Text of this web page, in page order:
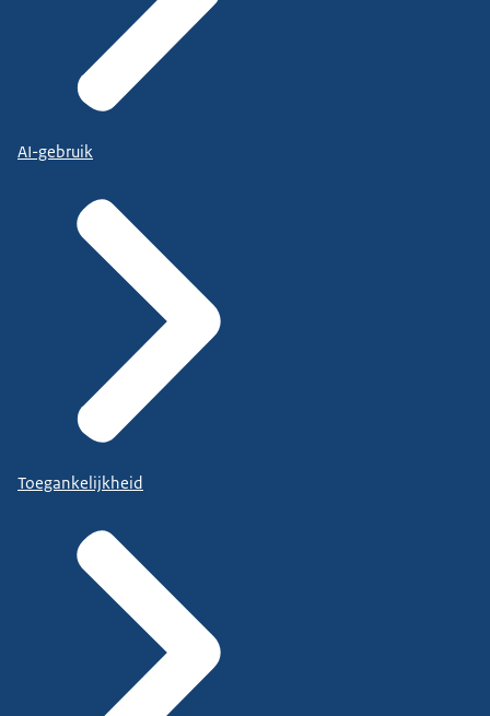
AI-gebruik
Toegankelijkheid